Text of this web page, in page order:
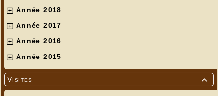
Année 2018
Année 2017
Année 2016
Année 2015

Visites